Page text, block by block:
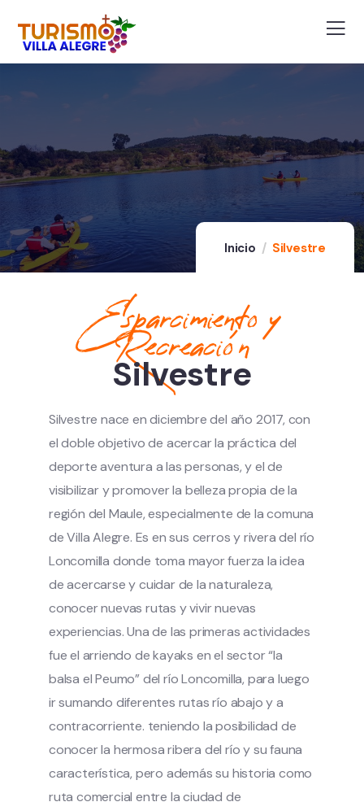
Inicio Silvestre
Esparcimiento y
Recreación
Silvestre
Silvestre nace en diciembre del año 2017, con
el doble objetivo de acercar la práctica del
deporte aventura a las personas, y el de
visibilizar y promover la belleza propia de la
región del Maule, especialmente de la comuna
de Villa Alegre. Es en sus cerros y rivera del río
Loncomilla donde toma mayor fuerza la idea
de acercarse y cuidar de la naturaleza,
conocer nuevas rutas y vivir nuevas
experiencias. Una de las primeras actividades
fue el arriendo de kayaks en el sector “la
balsa el Peumo” del río Loncomilla, para luego
ir sumando diferentes rutas río abajo y a
contracorriente. teniendo la posibilidad de
conocer la hermosa ribera del río y su fauna
característica, pero además su historia como
ruta comercial entre la ciudad de